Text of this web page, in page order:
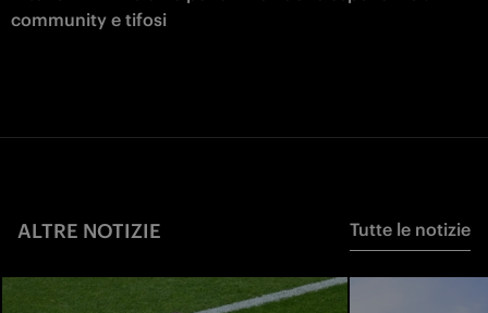
community e tifosi
ALTRE NOTIZIE Tutte le notizie